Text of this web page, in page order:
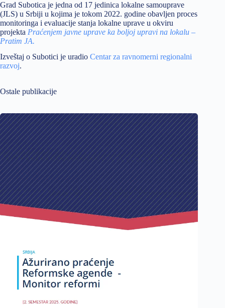
Grad Subotica je jedna od 17 jedinica lokalne samouprave
(JLS) u Srbiji u kojima je tokom 2022. godine obavljen proces
monitoringa i evaluacije stanja lokalne uprave u okviru
projekta Praćenjem javne uprave ka boljoj upravi na lokalu –
Pratim JA.
Izveštaj o Subotici je uradio Centar za ravnomerni regionalni
razvoj.
Ostale publikacije